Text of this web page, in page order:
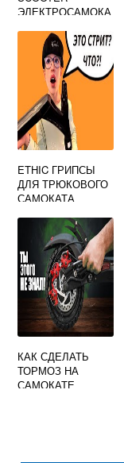
ЭЛЕКТРОСАМОКА
ETHIC ГРИПСЫ
ДЛЯ ТРЮКОВОГО
САМОКАТА
КАК СДЕЛАТЬ
ТОРМОЗ НА
САМОКАТЕ